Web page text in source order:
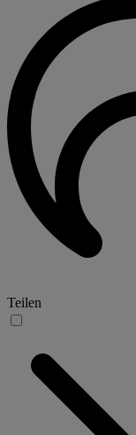
Teilen